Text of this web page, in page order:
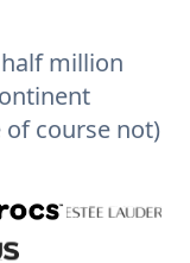
half million
of course not)